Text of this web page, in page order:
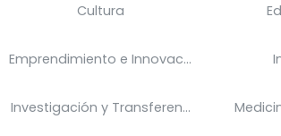
Cultura
Emprendimiento e Innovación
Investigación y Transferencia